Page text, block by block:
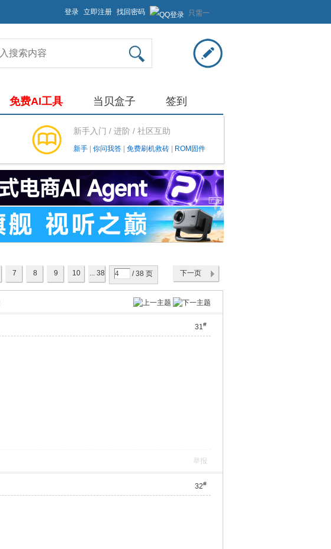
只需一
步，快
速开始
登录 立即注册 找回密码
免费AI工具 当贝盒子 签到
新手入门 / 进阶 / 社区互助
新手 你问我答 免费刷机救砖 ROM固件
7 8 9 10 ... 38 / 38 页 下一页
31#
举报
32#